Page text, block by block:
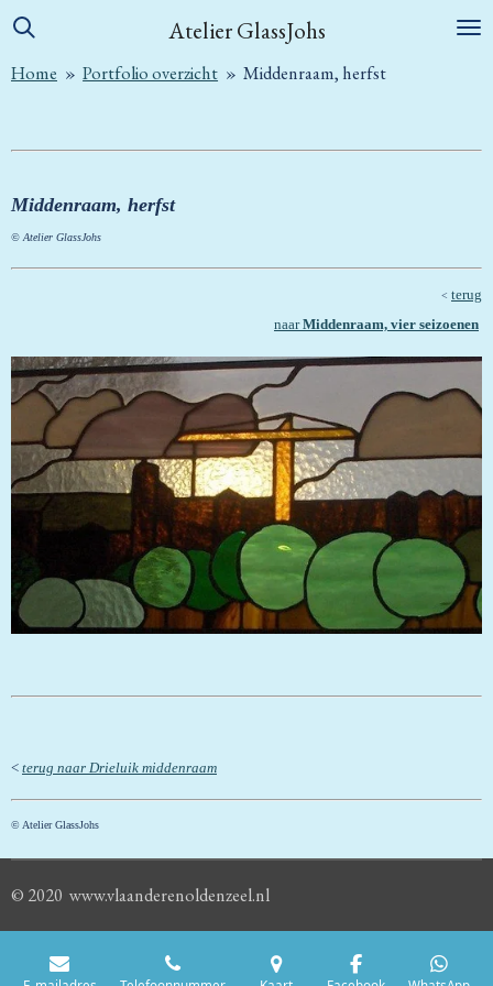
Ga
naar
Atelier GlassJohs
Home » Portfolio overzicht » Middenraam, herfst
Middenraam, herfst
© Atelier GlassJohs
< terug
naarMiddenraam, vier seizoenen
< terug naar Drieluik middenraam
© Atelier GlassJohs
© 2020 www.vlaanderenoldenzeel.nl